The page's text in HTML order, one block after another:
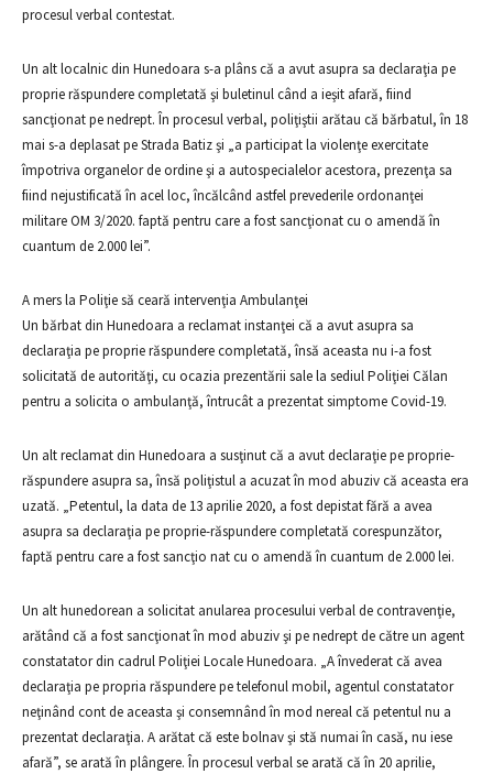
procesul verbal contestat.
Un alt localnic din Hunedoara s-a plâns că a avut asupra sa declaraţia pe
proprie răspundere completată şi buletinul când a ieşit afară, fiind
sancţionat pe nedrept. În procesul verbal, poliţiştii arătau că bărbatul, în 18
mai s-a deplasat pe Strada Batiz şi „a participat la violenţe exercitate
împotriva organelor de ordine şi a autospecialelor acestora, prezenţa sa
fiind nejustificată în acel loc, încălcând astfel prevederile ordonanţei
militare OM 3/2020. faptă pentru care a fost sancţionat cu o amendă în
cuantum de 2.000 lei”.
A mers la Poliţie să ceară intervenţia Ambulanţei
Un bărbat din Hunedoara a reclamat instanţei că a avut asupra sa
declaraţia pe proprie răspundere completată, însă aceasta nu i-a fost
solicitată de autorităţi, cu ocazia prezentării sale la sediul Poliţiei Călan
pentru a solicita o ambulanţă, întrucât a prezentat simptome Covid-19.
Un alt reclamat din Hunedoara a susţinut că a avut declaraţie pe proprie-
răspundere asupra sa, însă poliţistul a acuzat în mod abuziv că aceasta era
uzată. „Petentul, la data de 13 aprilie 2020, a fost depistat fără a avea
asupra sa declaraţia pe proprie-răspundere completată corespunzător,
faptă pentru care a fost sancţio nat cu o amendă în cuantum de 2.000 lei.
Un alt hunedorean a solicitat anularea procesului verbal de contravenţie,
arătând că a fost sancţionat în mod abuziv şi pe nedrept de către un agent
constatator din cadrul Poliţiei Locale Hunedoara. „A învederat că avea
declaraţia pe propria răspundere pe telefonul mobil, agentul constatator
neţinând cont de aceasta şi consemnând în mod nereal că petentul nu a
prezentat declaraţia. A arătat că este bolnav şi stă numai în casă, nu iese
afară”, se arată în plângere. În procesul verbal se arată că în 20 aprilie,